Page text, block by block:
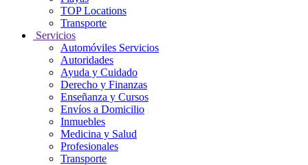
TOP Locations
Transporte
Servicios
Automóviles Servicios
Autoridades
Ayuda y Cuidado
Derecho y Finanzas
Enseñanza y Cursos
Envíos a Domicilio
Inmuebles
Medicina y Salud
Profesionales
Transporte